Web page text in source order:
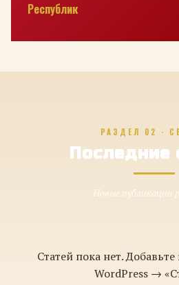
Республик
РАЗДЕЛ 02 ·
Последние
Новые публикации
Статей пока нет.
WordPress →